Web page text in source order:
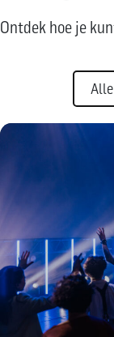
Ontdek hoe je